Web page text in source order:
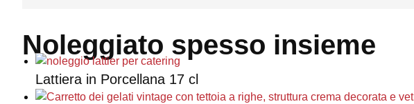
Noleggiato spesso insieme
Lattiera in Porcellana 17 cl